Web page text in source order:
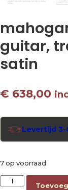
guitar,
satin
€ 638,00
Levertijd
7 op voorraad
mahogany + ash